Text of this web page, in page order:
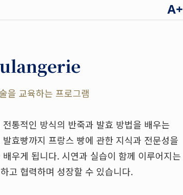
A+
을 교육하는 프로그램
통적인 방식의 반죽과 발효 방법을 배우는
효빵까지 프랑스 빵에 관한 지식과 전문성을
우게 됩니다. 시연과 실습이 함께 이루어지는
고 협력하며 성장할 수 있습니다.